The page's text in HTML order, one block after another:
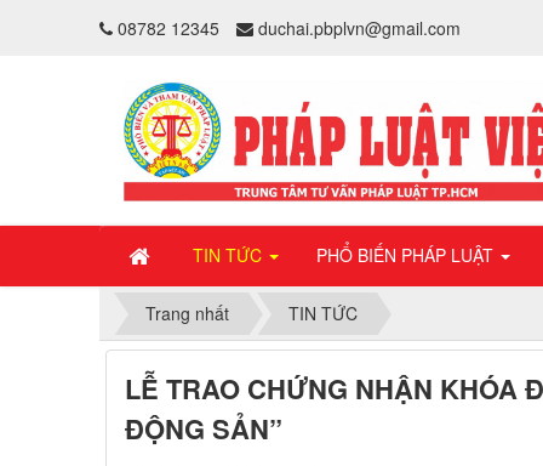
08782 12345 duchai.pbplvn@gmail.com
TIN TỨC PHỔ BIẾN PHÁP LUẬT
Trang nhất TIN TỨC
LỄ TRAO CHỨNG NHẬN KHÓA
ĐỘNG SẢN”